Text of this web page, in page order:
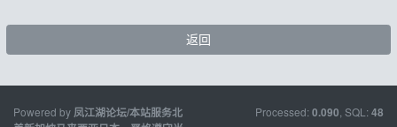
返回
Powered by 凤江湖论坛/本站服务北
Processed: 0.090 , SQL: 48